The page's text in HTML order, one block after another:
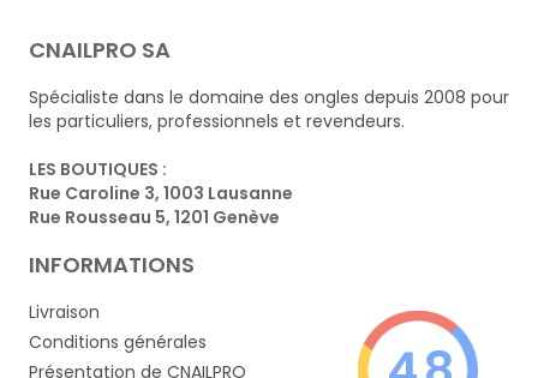
CNAILPRO SA
Spécialiste dans le domaine des ongles depuis 2008 pour
les particuliers, professionnels et revendeurs.
LES BOUTIQUES :
Rue Caroline 3, 1003 Lausanne
Rue Rousseau 5, 1201 Genève
INFORMATIONS
Livraison
Conditions générales
Présentation de CNAILPRO